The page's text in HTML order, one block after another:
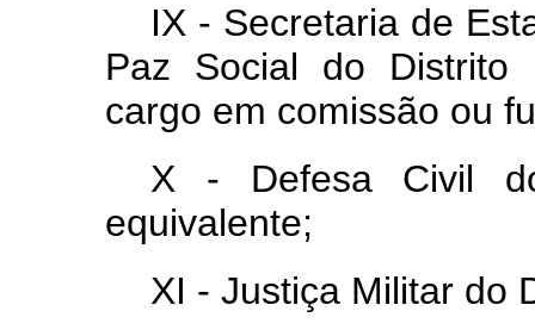
IX - Secretaria de
Paz Social do
cargo em comissão ou
X - Defesa Civil
equivalente;
XI - Justiça Militar do